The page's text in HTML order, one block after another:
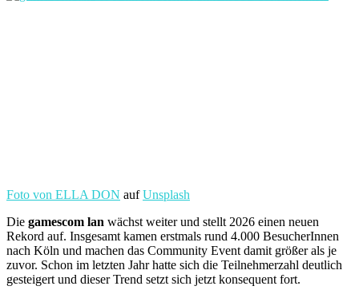
Foto von ELLA DON aufUnsplash
Die gamescom lan wächst weiter und stellt 2026 einen neuen
Rekord auf. Insgesamt kamen erstmals rund 4.000 BesucherInnen
nach Köln und machen das Community Event damit größer als je
zuvor. Schon im letzten Jahr hatte sich die Teilnehmerzahl deutlich
gesteigert und dieser Trend setzt sich jetzt konsequent fort.